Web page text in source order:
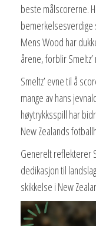
beste målscorerne.
bemerkelsesverdige
Mens Wood har
årene, forblir
Smeltz’ evne til å
mange av hans
høytrykksspill har
New Zealands
Generelt reflekterer
dedikasjon til
skikkelse i New